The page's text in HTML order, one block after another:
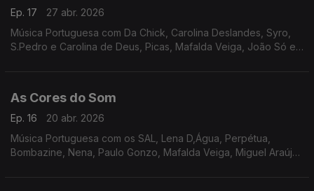
Ep. 17
27 abr. 2026
Música Portuguesa com Da Chick, Carolina Deslandes, Syro,
S.Pedro e Carolina de Deus, Picas, Mafalda Veiga, João Só e
As Cores do Som
Ep. 16
20 abr. 2026
Música Portuguesa com os SAL, Lena D,Água, Perpétua,
Bombazine, Nena, Paulo Gonzo, Mafalda Veiga, Miguel Araújo,